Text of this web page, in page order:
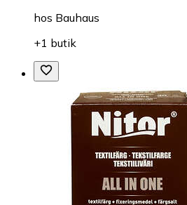
hos Bauhaus
+1 butik